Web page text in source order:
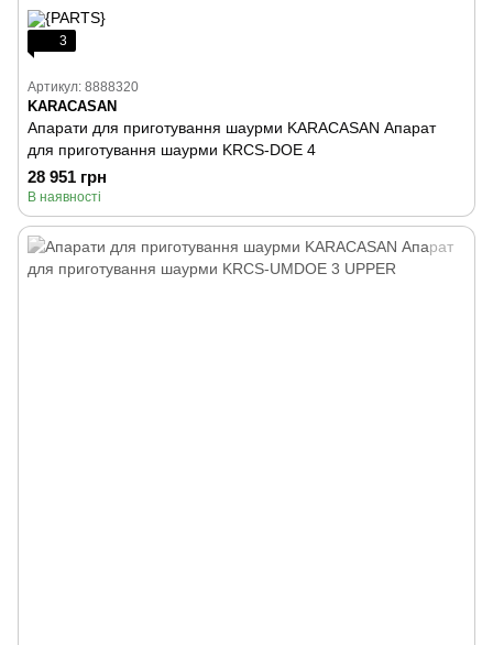
3
Артикул: 8888320
KARACASAN
Апарати для приготування шаурми KARACASAN Апарат
для приготування шаурми KRCS-DOE 4
28 951 грн
В наявності